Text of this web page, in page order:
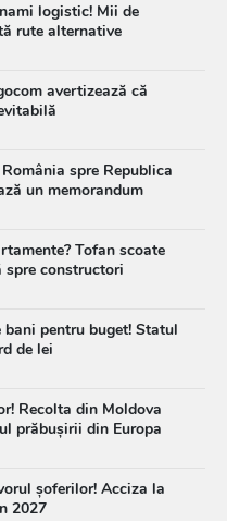
logistic! Mii de
rute alternative
avertizează că
spre Republica
un memorandum
Tofan scoate
constructori
pentru buget! Statul
de lei
Recolta din Moldova
prăbușirii din Europa
șoferilor! Acciza la
2027